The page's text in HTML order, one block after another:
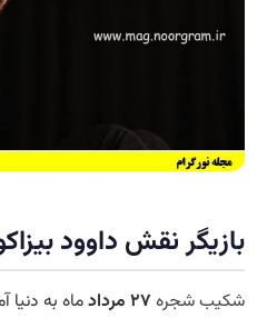
بازیگر نقش داوود
شکیب شجره ۲۷ مرداد
ماه به دنیا